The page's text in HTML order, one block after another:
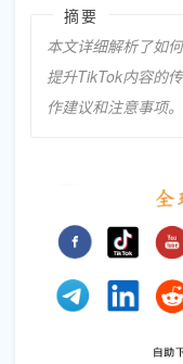
摘要
本文详细解析了如
提升TikTok内容的
作建议和注意事项。